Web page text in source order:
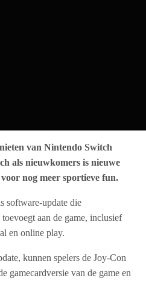
van Nintendo Switch
als nieuwkomers is nieuwe
nog meer sportieve fun.
software-update die
aan de game, inclusief
en online play.
kunnen spelers de Joy-Con
gamecardversie van de game en